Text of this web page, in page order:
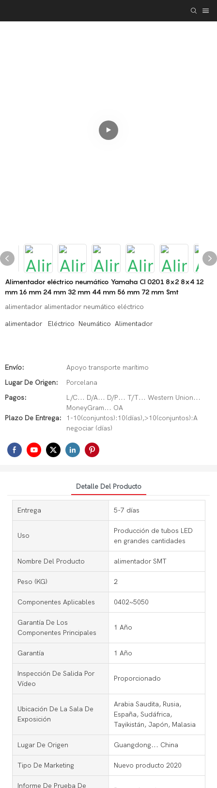
Alimentador eléctrico neumático Yamaha Cl 0201 8x2 8x4 12
mm 16 mm 24 mm 32 mm 44 mm 56 mm 72 mm Smt
alimentador alimentador neumático eléctrico
alimentador Eléctrico Neumático Alimentador
Envío:
Apoyo transporte marítimo
Lugar De Origen:
Porcelana
Pagos:
L/C... D/A... D/P... T/T... Western Union...
MoneyGram... OA
Plazo De Entrega:
1-10(conjuntos):10(días),>10(conjuntos):A
negociar (días)
Detalle Del Producto
Entrega 5-7 días
Uso
Producción de tubos LED
en grandes cantidades
Nombre Del Producto alimentador SMT
Peso (KG) 2
Componentes Aplicables 0402~5050
Garantía De Los
Componentes Principales
1 Año
Garantía 1 Año
Inspección De Salida Por
Vídeo
Proporcionado
Ubicación De La Sala De
Exposición
Arabia Saudita, Rusia,
España, Sudáfrica,
Tayikistán, Japón, Malasia
Lugar De Origen Guangdong... China
Tipo De Marketing Nuevo producto 2020
Informe De Prueba De